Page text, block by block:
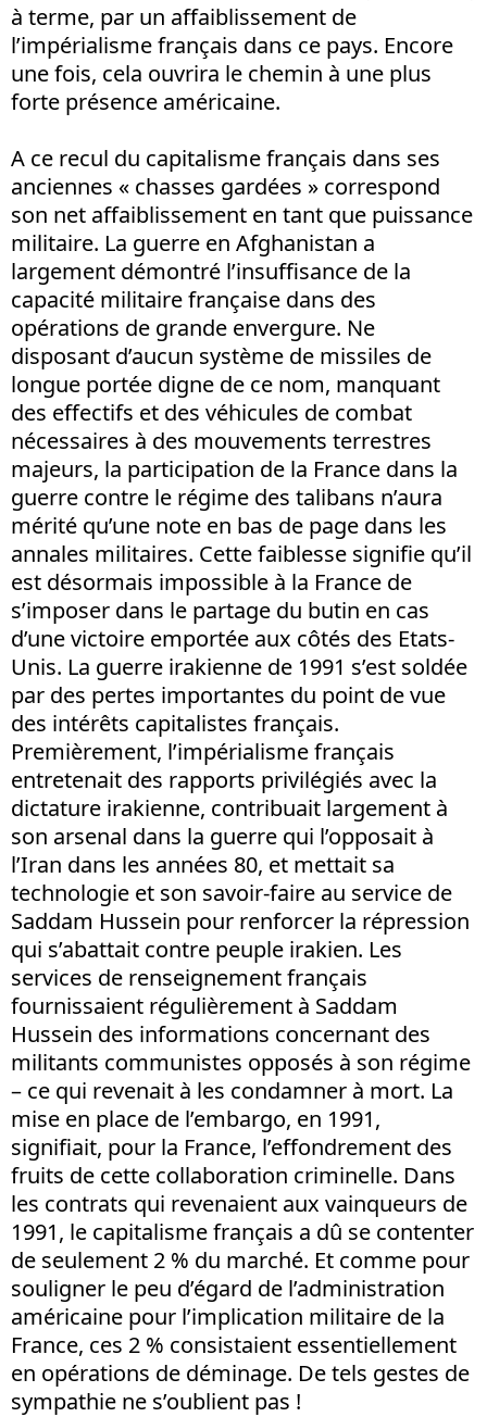
à terme, par un affaiblissement de
l’impérialisme français dans ce pays. Encore
une fois, cela ouvrira le chemin à une plus
forte présence américaine.
A ce recul du capitalisme français dans ses
anciennes « chasses gardées » correspond
son net affaiblissement en tant que puissance
militaire. La guerre en Afghanistan a
largement démontré l’insuffisance de la
capacité militaire française dans des
opérations de grande envergure. Ne
disposant d’aucun système de missiles de
longue portée digne de ce nom, manquant
des effectifs et des véhicules de combat
nécessaires à des mouvements terrestres
majeurs, la participation de la France dans la
guerre contre le régime des talibans n’aura
mérité qu’une note en bas de page dans les
annales militaires. Cette faiblesse signifie qu’il
est désormais impossible à la France de
s’imposer dans le partage du butin en cas
d’une victoire emportée aux côtés des Etats-
Unis. La guerre irakienne de 1991 s’est soldée
par des pertes importantes du point de vue
des intérêts capitalistes français.
Premièrement, l’impérialisme français
entretenait des rapports privilégiés avec la
dictature irakienne, contribuait largement à
son arsenal dans la guerre qui l’opposait à
l’Iran dans les années 80, et mettait sa
technologie et son savoir-faire au service de
Saddam Hussein pour renforcer la répression
qui s’abattait contre peuple irakien. Les
services de renseignement français
fournissaient régulièrement à Saddam
Hussein des informations concernant des
militants communistes opposés à son régime
– ce qui revenait à les condamner à mort. La
mise en place de l’embargo, en 1991,
signifiait, pour la France, l’effondrement des
fruits de cette collaboration criminelle. Dans
les contrats qui revenaient aux vainqueurs de
1991, le capitalisme français a dû se contenter
de seulement 2 % du marché. Et comme pour
souligner le peu d’égard de l’administration
américaine pour l’implication militaire de la
France, ces 2 % consistaient essentiellement
en opérations de déminage. De tels gestes de
sympathie ne s’oublient pas !